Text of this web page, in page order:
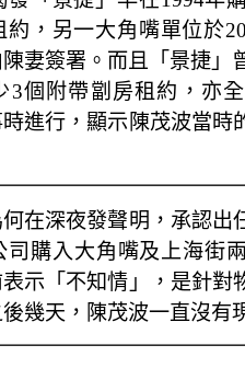
約，另一大角嘴單位於
妻簽署。而且「景捷」
3個附帶劏房租約，亦
時進行，顯示陳茂波當時
在深夜發聲明，承認出
司購入大角嘴及上海街
示「不知情」，是針對
幾天，陳茂波一直沒有